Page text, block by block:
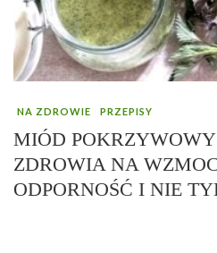
NA ZDROWIE PRZEPISY
MIÓD
ZDROWIA NA
ODPORNOŚĆ I NIE